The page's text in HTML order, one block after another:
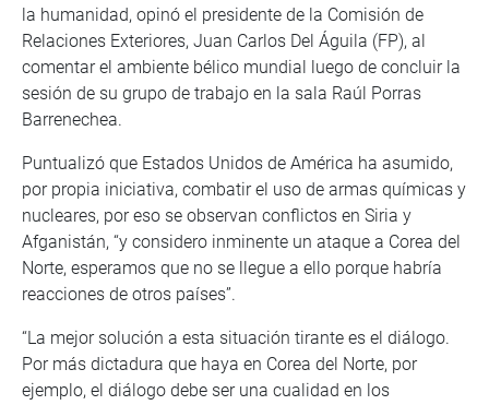
la humanidad, opinó el presidente de la Comisión de
Relaciones Exteriores, Juan Carlos Del Águila (FP), al
comentar el ambiente bélico mundial luego de concluir la
sesión de su grupo de trabajo en la sala Raúl Porras
Barrenechea.
Puntualizó que Estados Unidos de América ha asumido,
por propia iniciativa, combatir el uso de armas químicas y
nucleares, por eso se observan conflictos en Siria y
Afganistán, “y considero inminente un ataque a Corea del
Norte, esperamos que no se llegue a ello porque habría
reacciones de otros países”.
“La mejor solución a esta situación tirante es el diálogo.
Por más dictadura que haya en Corea del Norte, por
ejemplo, el diálogo debe ser una cualidad en los